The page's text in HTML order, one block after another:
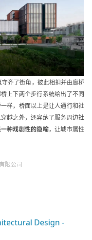
齐了街角，彼此相扣并由廊桥
上下两个步行系统给出了不同
样，桥面以上是让人通行和社
越之外，还容纳了服务周边社
种戏剧性的隐喻，让城市属性
限公司
Design -